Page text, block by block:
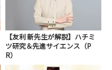
【友利 新先生が解説】ハチミ
ツ研究＆先進サイエンス（P
R）